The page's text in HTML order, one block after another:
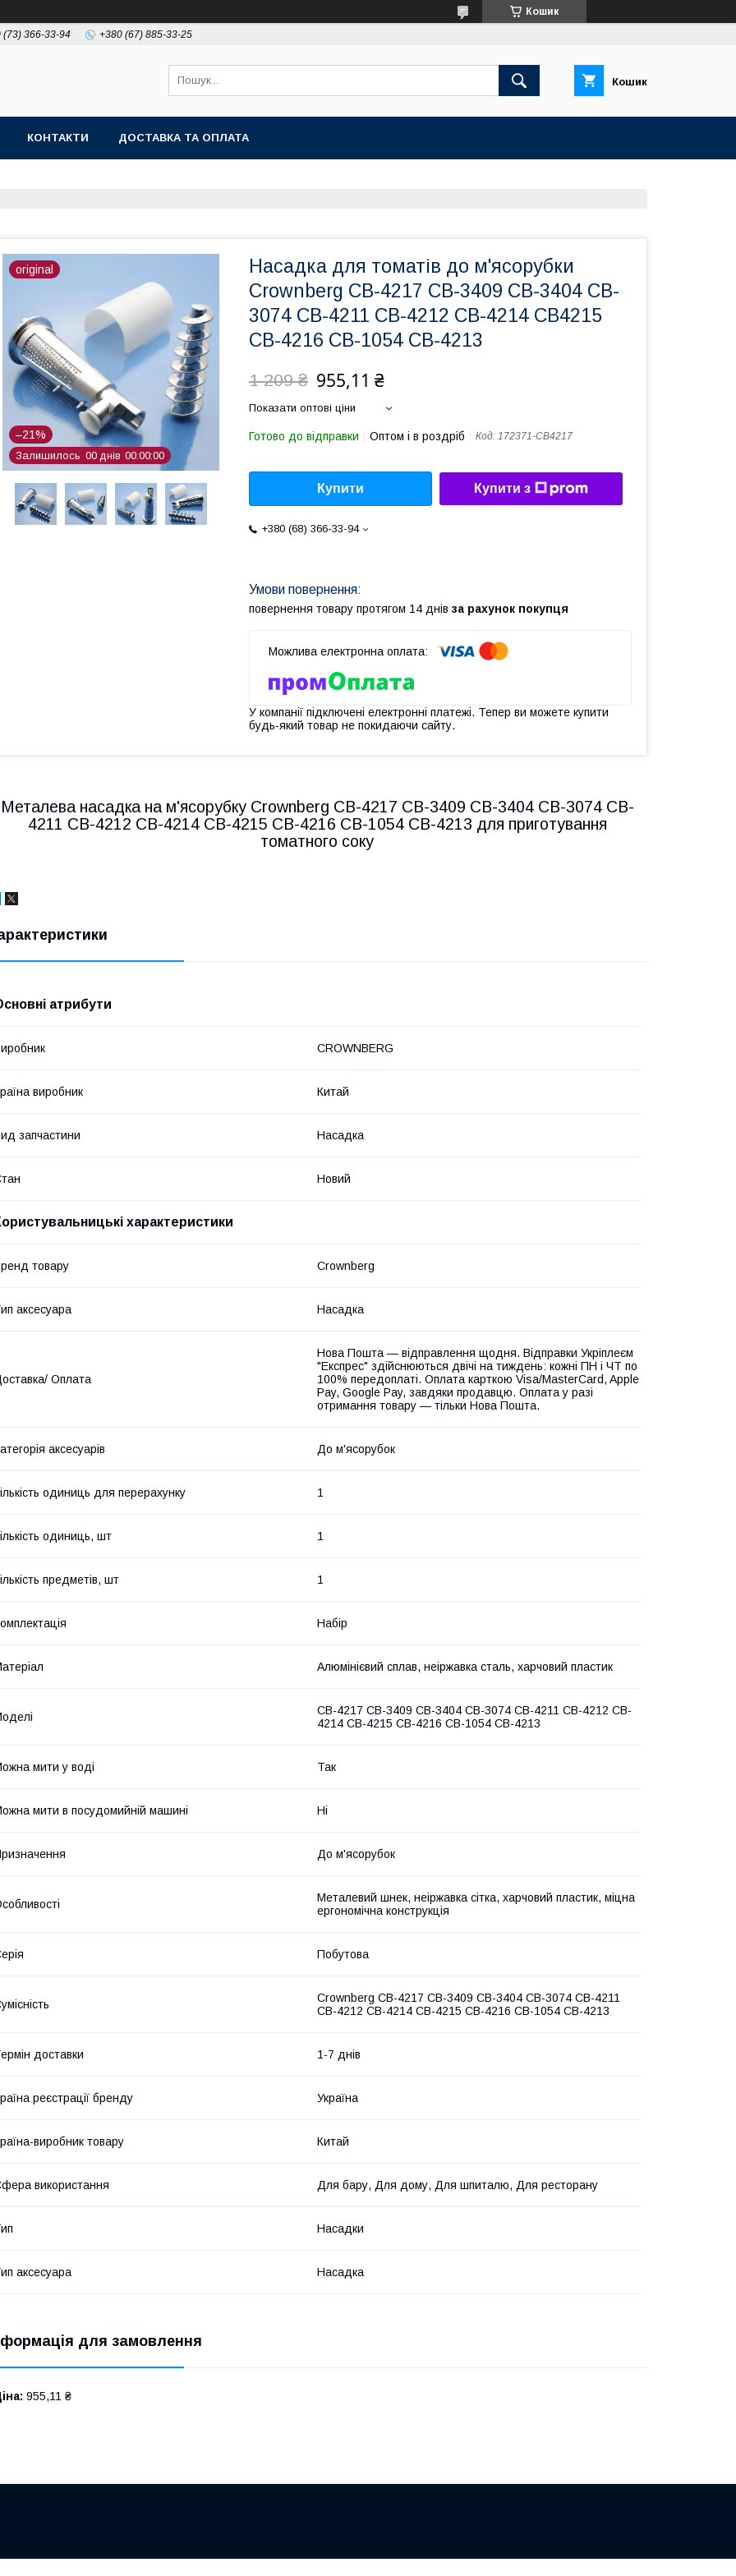
Кошик
(73) 366-33-94 +380 (67) 885-33-25
Кошик
КОНТАКТИ ДОСТАВКА ТА ОПЛАТА
original
–21%
Залишилось 00 днів 00 00 00
Насадка для томатів до м'ясорубки
Crownberg CB-4217 CB-3409 CB-3404 CB-
3074 CB-4211 CB-4212 CB-4214 CB4215
CB-4216 CB-1054 CB-4213
1 209 ₴ 955,11 ₴
Показати оптові ціни
Готово до відправки Оптом і в роздріб Код: 172371-CB4217
Купити Купити з
+380 (68) 366-33-94
повернення товару протягом 14 днів за рахунок покупця
У компанії підключені електронні платежі. Тепер ви можете купити
будь-який товар не покидаючи сайту.
Металева насадка на м'ясорубку Crownberg CB-4217 CB-3409 CB-3404 CB-3074 CB-
4211 CB-4212 CB-4214 CB-4215 CB-4216 CB-1054 CB-4213 для приготування
томатного соку
атрибути
CROWNBERG
виробник Китай
запчастини Насадка
Новий
характеристики
товару Crownberg
аксесуара Насадка
Оплата
Нова Пошта — відправлення щодня. Відправки Укріплеєм
"Експрес" здійснюються двічі на тиждень: кожні ПН і ЧТ по
100% передоплаті. Оплата карткою Visa/MasterCard, Apple
Pay, Google Pay, завдяки продавцю. Оплата у разі
отримання товару — тільки Нова Пошта.
аксесуарів До м'ясорубок
одиниць для перерахунку 1
одиниць, шт 1
предметів, шт 1
Набір
Алюмінієвий сплав, неіржавка сталь, харчовий пластик
CB-4217 CB-3409 CB-3404 CB-3074 CB-4211 CB-4212 CB-
4214 CB-4215 CB-4216 CB-1054 CB-4213
мити у воді Так
мити в посудомийній машині Ні
До м'ясорубок
Металевий шнек, неіржавка сітка, харчовий пластик, міцна
ергономічна конструкція
Побутова
Crownberg CB-4217 CB-3409 CB-3404 CB-3074 CB-4211
CB-4212 CB-4214 CB-4215 CB-4216 CB-1054 CB-4213
доставки 1-7 днів
реєстрації бренду Україна
виробник товару Китай
використання Для бару, Для дому, Для шпиталю, Для ресторану
Насадки
аксесуара Насадка
для замовлення
955,11 ₴